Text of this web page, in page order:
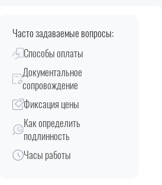
Часто задаваемые вопросы:
Способы оплаты
Документальное
сопровождение
Фиксация цены
Как определить
подлинность
Часы работы